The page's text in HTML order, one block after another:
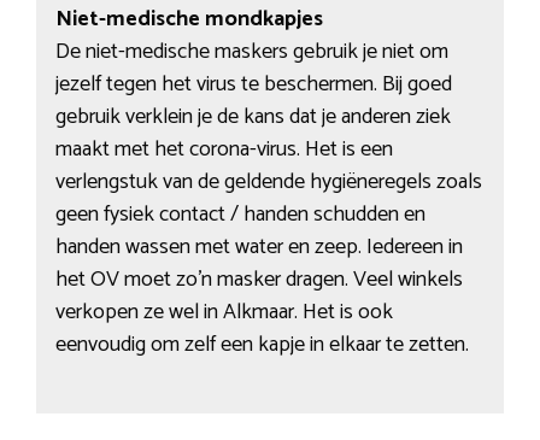
Niet-medische mondkapjes
De niet-medische maskers gebruik je niet om
jezelf tegen het virus te beschermen. Bij goed
gebruik verklein je de kans dat je anderen ziek
maakt met het corona-virus. Het is een
verlengstuk van de geldende hygiëneregels zoals
geen fysiek contact / handen schudden en
handen wassen met water en zeep. Iedereen in
het OV moet zo’n masker dragen. Veel winkels
verkopen ze wel in Alkmaar. Het is ook
eenvoudig om zelf een kapje in elkaar te zetten.